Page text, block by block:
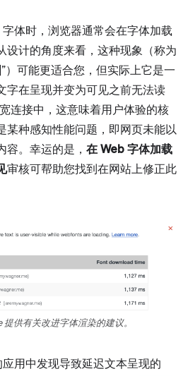
体时，浏览器通常会在字体加载
设计的角度来看，这种现象（称为
）可能更适合您，但实际上它是一
字在呈现并变为可见之前无法读
连接中，这意味着用户体验的核
某种感知性能问题，即网页未能以
容。幸运的是， 在 Web 字体加载
审核可帮助您找到在网站上修正此
供有关改进字体渲染的建议。
用中发现导致延迟文本呈现的